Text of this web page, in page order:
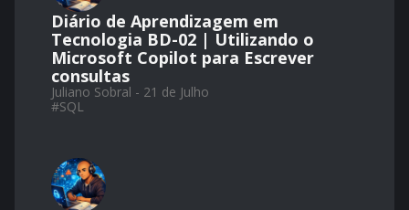
Diário de Aprendizagem em
Tecnologia BD-02 | Utilizando o
Microsoft Copilot para Escrever
consultas
Juliano Sobral - 21 de Julho
#SQL